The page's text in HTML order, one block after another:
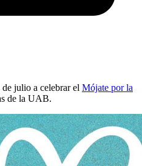
julio a celebrar el Mójate por la
de la UAB.